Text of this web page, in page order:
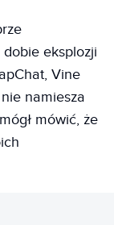
eksplozji
Vine
namiesza
mówić, że